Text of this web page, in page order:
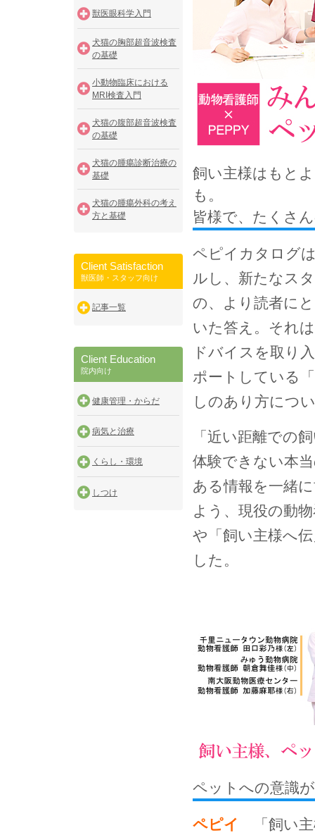
獣医眼科学入門
犬猫の胸部超音波検査
の基礎
小動物臨床における
MRI検査入門
犬猫の腹部超音波検査
の基礎
犬猫の腫瘍診断治療の
基礎
犬猫の腫瘍外科の考え
方と基礎
Client Satisfaction
獣医師・スタッフ向け
記事一覧
Client Education
院内向け
健康管理・からだ
病気と治療
くらし・環境
しつけ
飼い主様はもと
も。
皆様で、たくさ
ペピイカタログ
ルし、新たなス
の、より読者に
いた答え。それ
ドバイスを取り
ポートしている
しのあり方につ
「近い距離での
体験できない本
ある情報を一緒
よう、現役の動
や「飼い主様へ
した。
ペットへの意識
ペピイ
「飼い主